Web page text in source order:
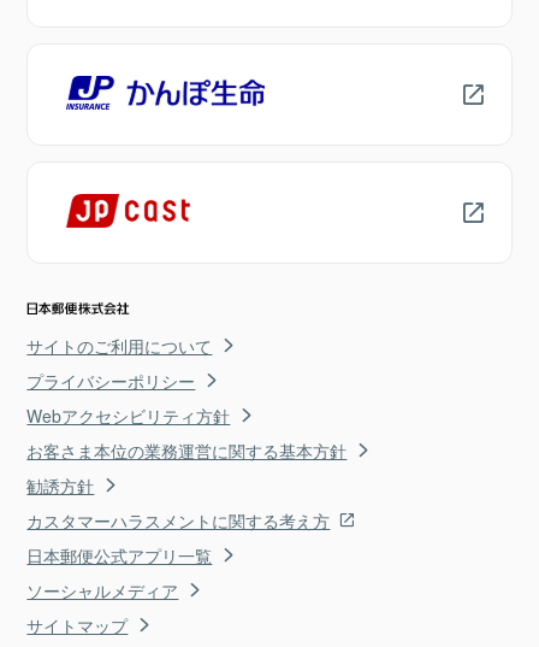
サイトのご利用について
プライバシーポリシー
Webアクセシビリティ方針
お客さま本位の業務運営に関する基本方針
勧誘方針
カスタマーハラスメントに関する考え方
日本郵便公式アプリ一覧
ソーシャルメディア
サイトマップ